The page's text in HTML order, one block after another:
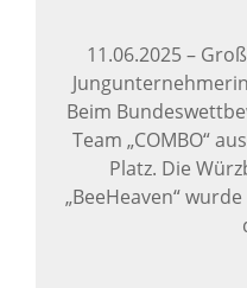
11.06.2025–
Beim
Team „COMBO“
Platz. Die
„BeeHeaven“